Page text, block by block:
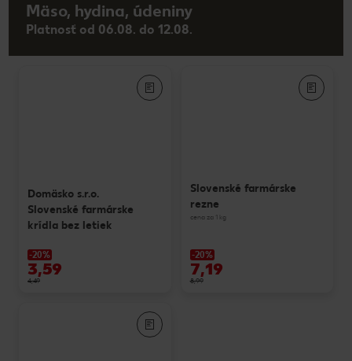
Mäso, hydina, údeniny
Platnosť od 06.08. do 12.08.
Domäsko s.r.o.
Slovenské farmárske
krídla bez letiek
-20%
3,59
4,49
Slovenské farmárske
rezne
cena za 1 kg
-20%
7,19
8,99